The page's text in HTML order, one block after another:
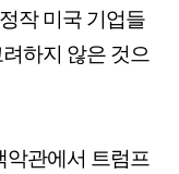
작 미국 기업들
하지 않은 것으
악관에서 트럼프